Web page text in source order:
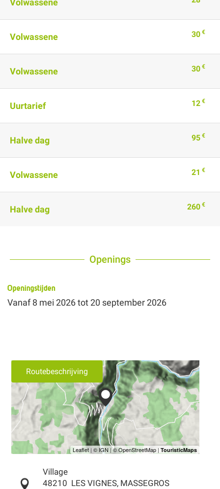
Volwassene
Volwassene 30 €
Volwassene 30 €
Uurtarief 12 €
Halve dag 95 €
Volwassene 21 €
Halve dag 260 €
Openings
Openingstijden
Vanaf 8 mei 2026tot20 september 2026
Routebeschrijving
Village
48210
LES VIGNES, MASSEGROS